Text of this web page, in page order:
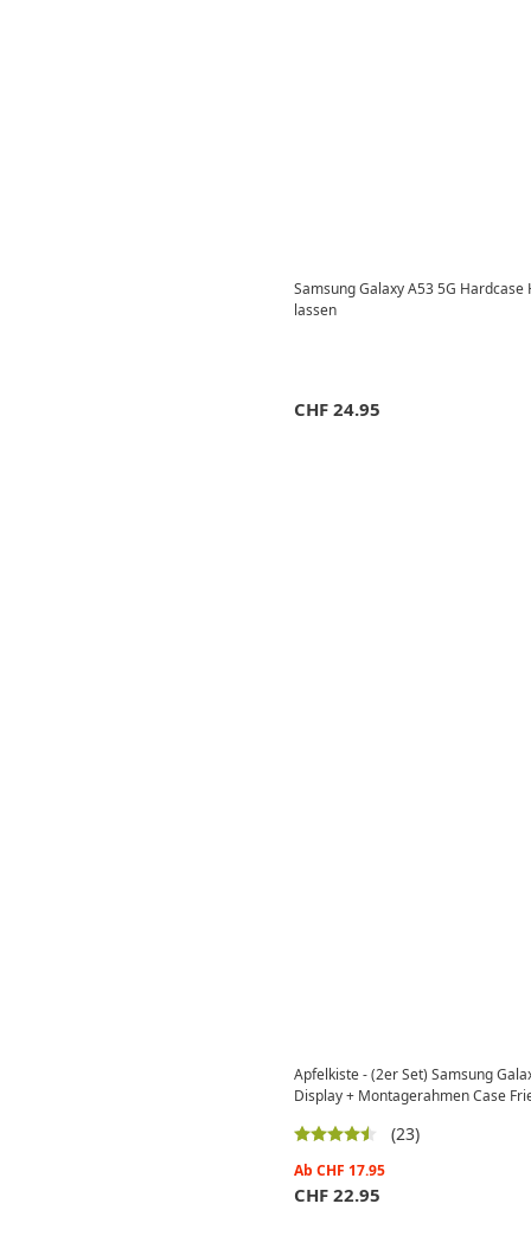
Samsung Galaxy A53 5G
lassen
CHF 24.95
Apfelkiste - (2er Set) Samsung
Display + Montagerahmen Case
(23)
Ab CHF 17.95
CHF 22.95